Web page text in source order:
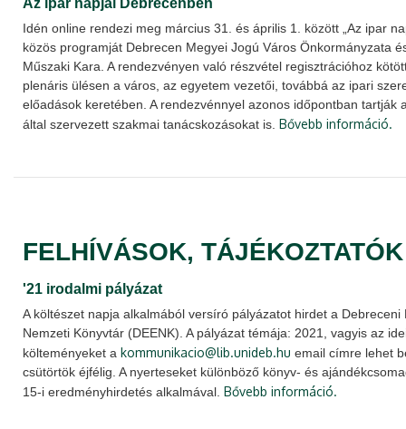
Az ipar napjai Debrecenben
Idén online rendezi meg március 31. és április 1. között „Az ipar
közös programját Debrecen Megyei Jogú Város Önkormányzata
Műszaki Kara. A rendezvényen való részvétel regisztrációhoz
plenáris ülésen a város, az egyetem vezetői, továbbá az ipari
előadások keretében. A rendezvénnyel azonos időpontban tartják
által szervezett szakmai tanácskozásokat is. Bővebb információ.
FELHÍVÁSOK, TÁJÉKOZTATÓK
'21 irodalmi pályázat
A költészet napja alkalmából versíró pályázatot hirdet a Debreceni
Nemzeti Könyvtár (DEENK). A pályázat témája: 2021, vagyis az
költeményeket a kommunikacio@lib.unideb.hu email címre lehet
csütörtök éjfélig. A nyerteseket különböző könyv- és
15-i eredményhirdetés alkalmával. Bővebb információ.